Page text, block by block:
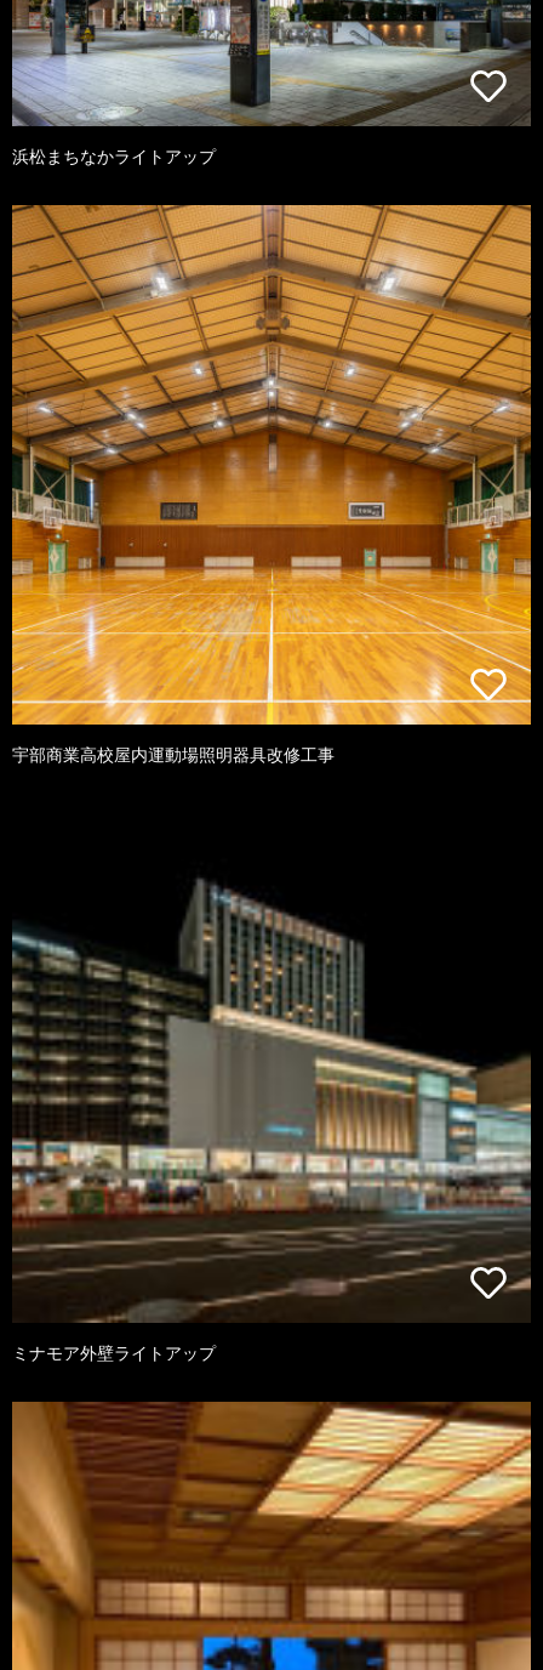
浜松まちなかライトアップ
宇部商業高校屋内運動場照明器具改修工事
ミナモア外壁ライトアップ